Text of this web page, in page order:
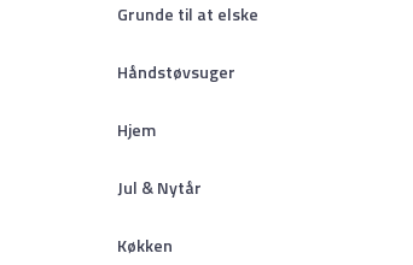
Grunde til at elske
Håndstøvsuger
Hjem
Jul & Nytår
Køkken